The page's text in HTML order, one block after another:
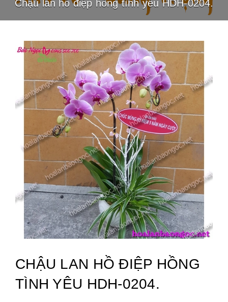
Chậu lan hồ điệp hồng tình yêu HDH-0204.
CHẬU LAN HỒ ĐIỆP HỒNG
TÌNH YÊU HDH-0204.